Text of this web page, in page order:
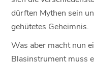
dürften Mythen sein
gehütetes Geheimnis.
Was aber macht nun
Blasinstrument muss